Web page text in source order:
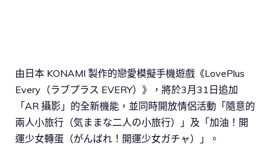
由日本 KONAMI 製作的戀愛模擬手機遊戲《LovePlus
Every（ラブプラス EVERY）》，將於3月31日追加
「AR 攝影」的全新機能，並同時開放情侶活動「隨意的
兩人小旅行（気ままな二人の小旅行）」及「加油！開
運少女轉蛋（がんばれ！開運少女ガチャ）」。